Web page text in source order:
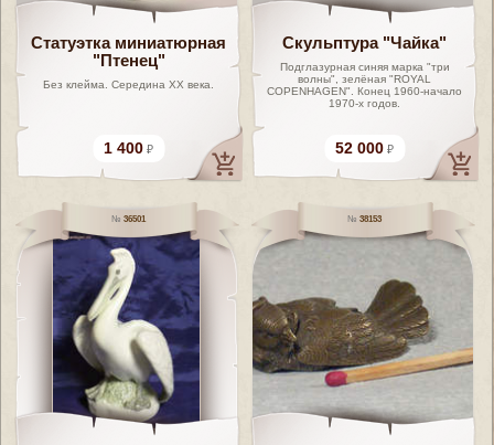
Статуэтка миниатюрная
"Птенец"
Без клейма. Середина ХХ века.
1 400
Скульптура "Чайка"
Подглазурная синяя марка "три
волны", зелёная "ROYAL
COPENHAGEN". Конец 1960-начало
1970-х годов.
52 000
36501 38153